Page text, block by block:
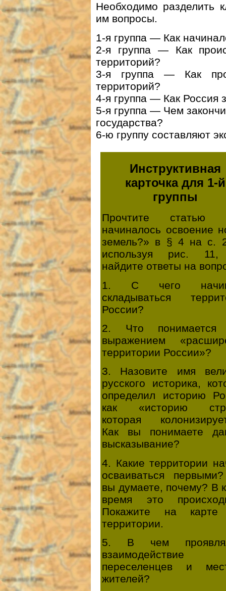
Необходимо разделить
им вопросы.
1-я группа — Как
2-я группа — Как
территорий?
3-я группа — Как
территорий?
4-я группа — Как Россия
5-я группа — Чем
государства?
6-ю группу составляют
Инструктивная
карточка для 1-й
группы
Прочтите статью
начиналось освоение
земель?» в § 4 на с.
используя рис.
найдите ответы на
1. С чего
складываться
России?
2. Что понимается
выражением
территории России»?
3. Назовите имя
русского историка,
определил историю
как «историю
которая
Как вы понимаете
высказывание?
4. Какие территории
осваиваться
вы думаете, почему? В
время это
Покажите на карте
территории.
5. В чем
взаимодействие
переселенцев и
жителей?